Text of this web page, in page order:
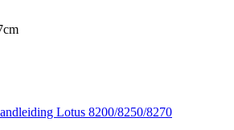
Lotus 8200/8250/8270